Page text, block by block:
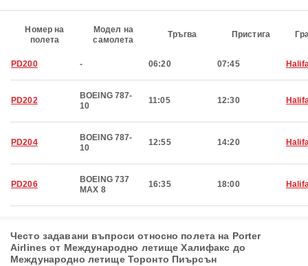
Номер на
полета
Модел на
самолета
Тръгва Пристига
PD200 - 06:20 07:45
PD202
BOEING 787-
10
11:05 12:30
PD204
BOEING 787-
10
12:55 14:20
PD206
BOEING 737
MAX 8
16:35 18:00
Често задавани въпроси относно полета на Porter
Airlines от Международно летище Халифакс до
Международно летище Торонто Пиърсън